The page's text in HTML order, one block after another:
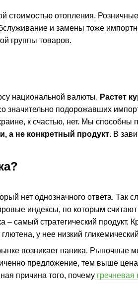
стоимостью отопления.
и замены тоже
группы товаров.
национальной валюты. Растет
значительно подорожавших
к счастью, нет. Мы
а не конкретный продукт. В
нет однозначного ответа. Так
индексы, по которым
самый стратегический продукт.
у нее низкий
возникает паника. Рыночные
предложение, тем выше
причина того, почему гречневая